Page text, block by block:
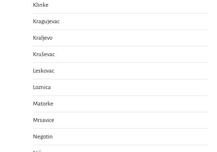
Klinke
Kragujevac
Kraljevo
Kruševac
Leskovac
Loznica
Matorke
Mrsavice
Negotin